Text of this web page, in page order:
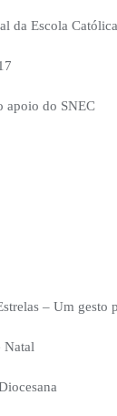
da Escola Católica
apoio do SNEC
– Um gesto
Natal